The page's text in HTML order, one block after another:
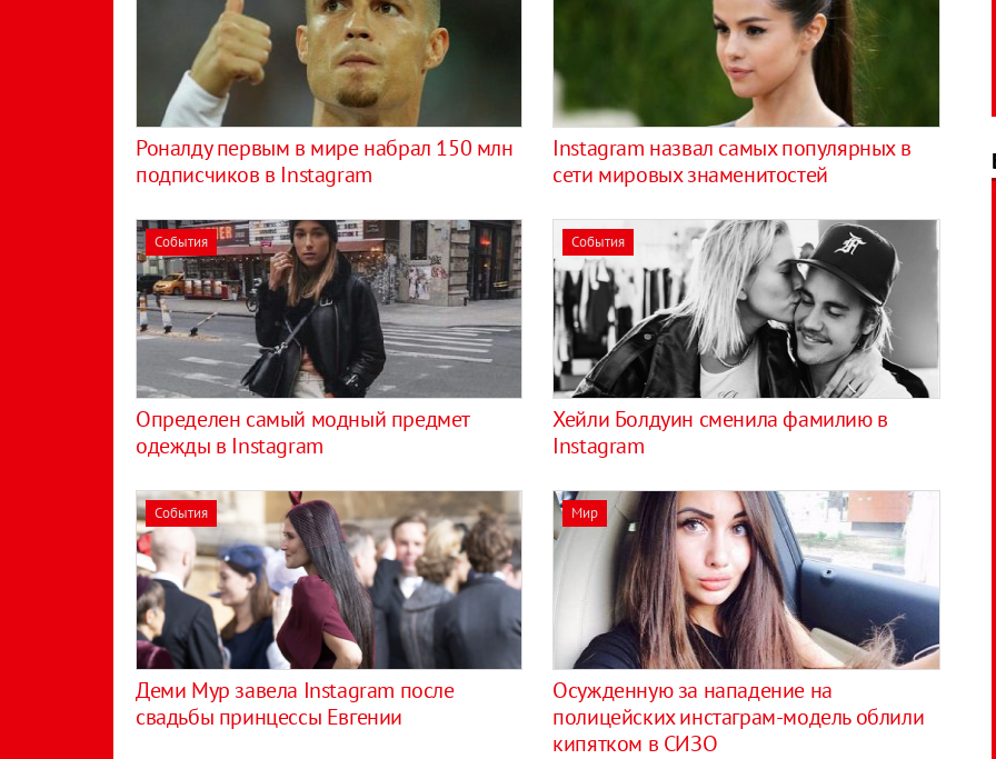
Роналду первым в мире набрал 150 млн
подписчиков в Instagram
Instagram назвал самых популярных в
сети мировых знаменитостей
События
Определен самый модный предмет
одежды в Instagram
События
Хейли Болдуин сменила фамилию в
Instagram
События
Деми Мур завела Instagram после
свадьбы принцессы Евгении
Мир
Осужденную за нападение на
полицейских инстаграм-модель облили
кипятком в СИЗО